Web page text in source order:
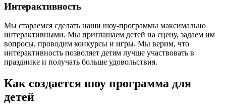
Интерактивность
Мы стараемся сделать наши шоу-программы максимально
интерактивными. Мы приглашаем детей на сцену, задаем им
вопросы, проводим конкурсы и игры. Мы верим, что
интерактивность позволяет детям лучше участвовать в
празднике и получать больше удовольствия.
Как создается шоу программа для
детей